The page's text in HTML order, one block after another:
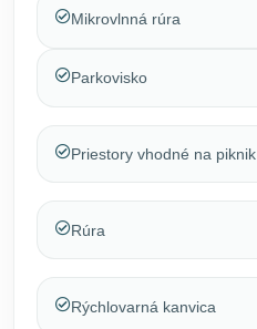
Mikrovlnná rúra
Parkovisko
Priestory vhodné na piknik
Rúra
Rýchlovarná kanvica